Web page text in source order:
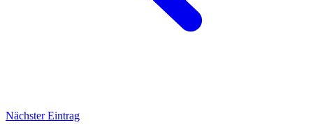
Nächster Eintrag